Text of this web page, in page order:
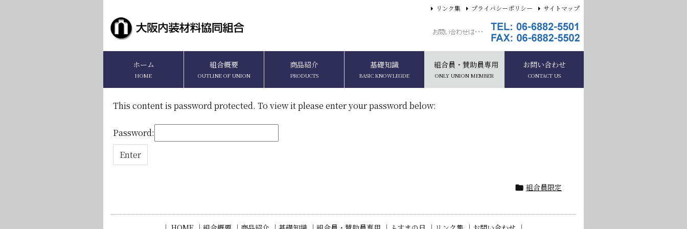
ホーム
HOME
組合概要
OUTLINE OF UNION
商品紹介
PRODUCTS
基礎知識
BASIC KNOWLEGDE
組合員・賛助員専用
ONLY UNION MEMBER
お問い合わせ
CONTACT US
リンク集 プライバシーポリシー サイトマップ
This content is password protected. To view it please enter your password below:
Password:
 組合員限定